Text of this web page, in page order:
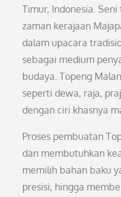
Timur, Indonesia.
zaman kerajaan
dalam upacara
sebagai medium
budaya. Topeng
seperti dewa, raja,
dengan ciri khasnya
Proses pembuatan
dan membutuhkan
memilih bahan baku
presisi, hingga